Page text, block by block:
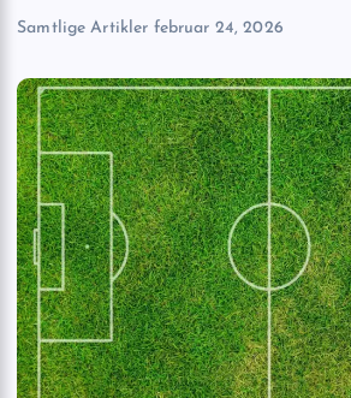
Samtlige Artikler februar 24, 2026